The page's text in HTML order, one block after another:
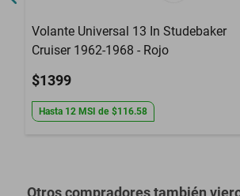
Volante Universal 13 In Studebaker
Cruiser 1962-1968 - Rojo
$1399
Hasta 12 MSI de $116.58
Otros compradores también